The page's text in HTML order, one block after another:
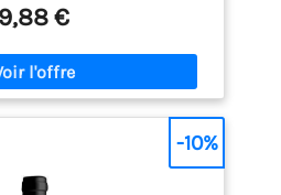
9,88 €
-10%